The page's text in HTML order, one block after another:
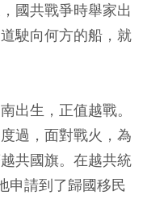
國共戰爭時舉家出
駛向何方的船，就
出生，正值越戰。
過，面對戰火，為
共國旗。在越共統
申請到了歸國移民